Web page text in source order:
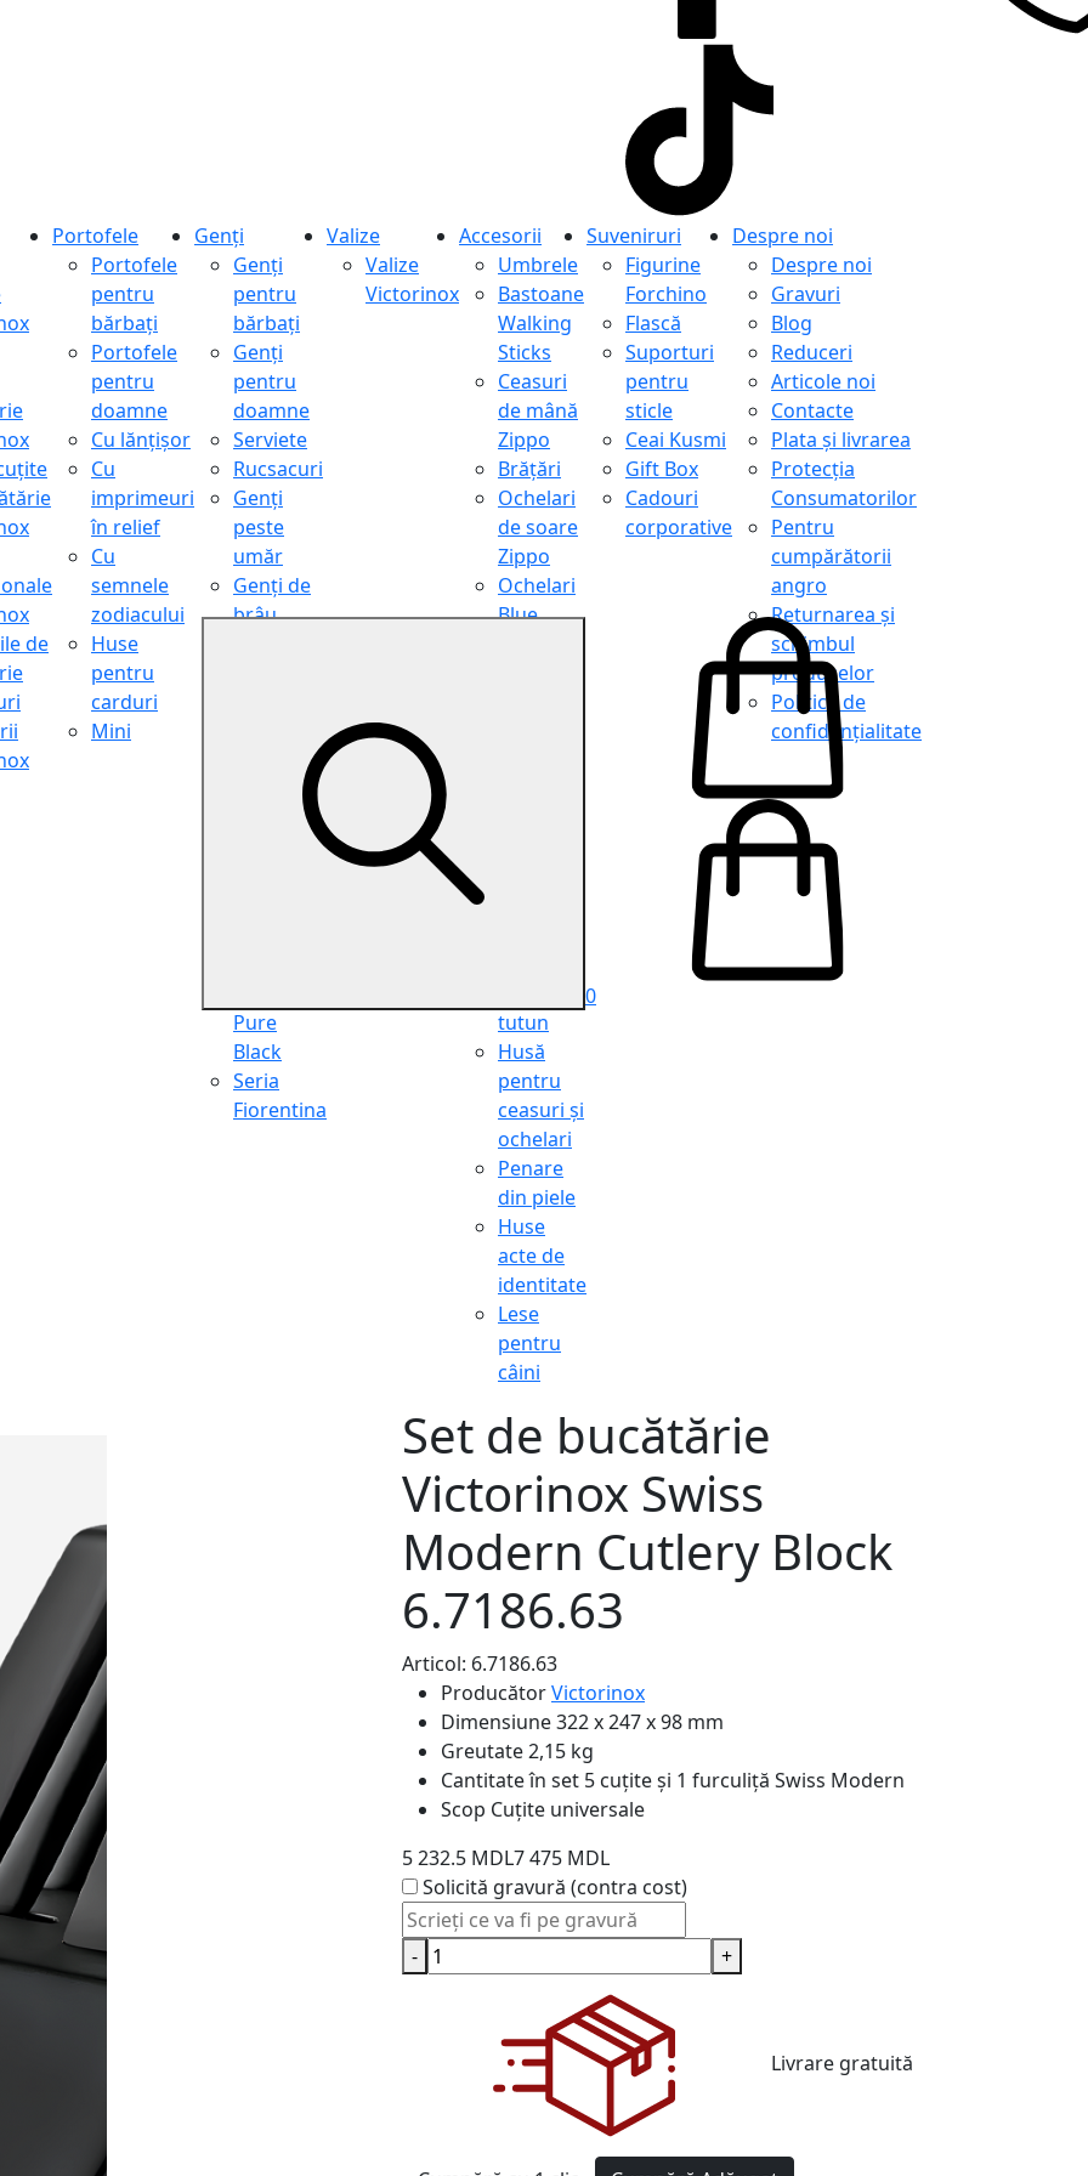
de
Portofele
Portofele
pentru
bărbați
Portofele
pentru
doamne
Cu lănțișor
Cu
imprimeuri
în relief
Cu
semnele
zodiacului
Huse
pentru
carduri
Mini
Genți
Genți
pentru
bărbați
Genți
pentru
doamne
Serviete
Rucsacuri
Genți
peste
umăr
Genți de
brâu
cosmetice
Pure
Black
Seria
Fiorentina
Valize
Valize
Victorinox
Accesorii
Umbrele
Bastoane
Walking
Sticks
Ceasuri
de mână
Zippo
Brățări
Ochelari
de soare
Zippo
Ochelari
Blue
tutun
Husă
pentru
ceasuri și
ochelari
Penare
din piele
Huse
acte de
identitate
Lese
pentru
câini
Suveniruri
Figurine
Forchino
Flască
Suporturi
pentru
sticle
Ceai Kusmi
Gift Box
Cadouri
corporative
Despre noi
Despre noi
Gravuri
Blog
Reduceri
Articole noi
Contacte
Plata și livrarea
Protecţia
Consumatorilor
Pentru
cumpărătorii
angro
Returnarea și
schimbul
produselor
Politica de
confidențialitate
0
Set de bucătărie
Victorinox Swiss
Modern Cutlery Block
6.7186.63
Articol: 6.7186.63
ProducătorVictorinox
Dimensiune322 x 247 x 98 mm
Greutate2,15 kg
Cantitate în set 5 cuțite și 1 furculiță Swiss Modern
Scop Cuțite universale
5 232.5 MDL7 475 MDL
Solicită gravură (contra cost)
- +
Livrare gratuită